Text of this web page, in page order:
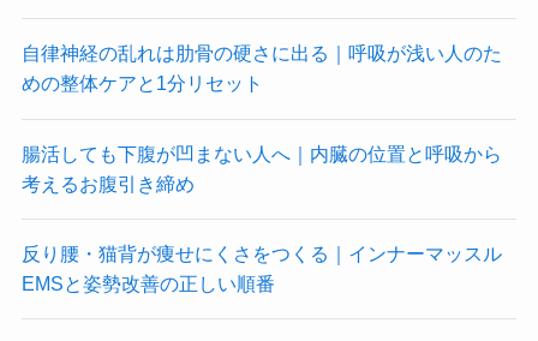
自律神経の乱れは肋骨の硬さに出る｜呼吸が浅い人のた
めの整体ケアと1分リセット
腸活しても下腹が凹まない人へ｜内臓の位置と呼吸から
考えるお腹引き締め
反り腰・猫背が痩せにくさをつくる｜インナーマッスル
EMSと姿勢改善の正しい順番